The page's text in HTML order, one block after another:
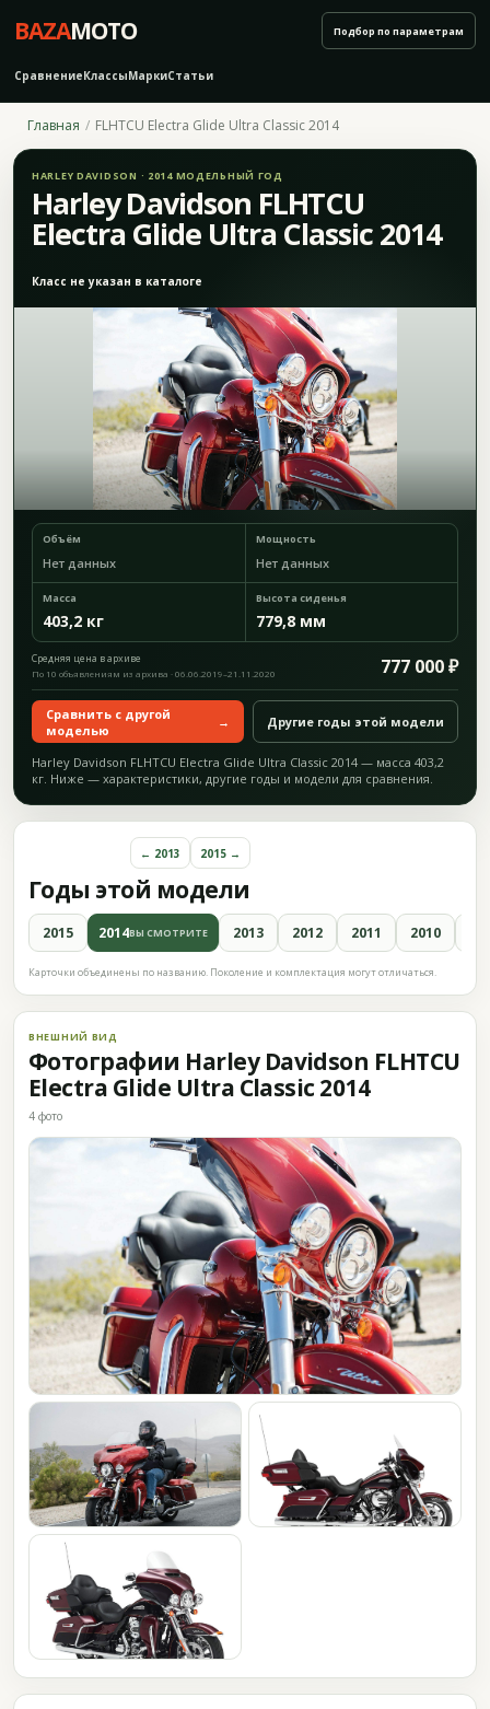
BAZAMOTO
СравнениеКлассыМаркиСтатьи
Подбор по параметрам
Главная FLHTCU Electra Glide Ultra Classic 2014
HARLEY DAVIDSON · 2014 МОДЕЛЬНЫЙ ГОД
Harley Davidson FLHTCU
Electra Glide Ultra Classic 2014
Класс не указан в каталоге
Объём
Нет данных
Мощность
Нет данных
Масса
403,2 кг
Высота сиденья
779,8 мм
Средняя цена в архиве 777 000 ₽
По 10 объявлениям из архива · 06.06.2019–21.11.2020
Сравнить с другой
моделью
→ Другие годы этой модели
Harley Davidson FLHTCU Electra Glide Ultra Classic 2014 — масса 403,2
кг. Ниже — характеристики, другие годы и модели для сравнения.
Годы этой модели
← 2013 2015 →
2015 2014ВЫ СМОТРИТЕ 2013 2012 2011 2010
Карточки объединены по названию. Поколение и комплектация могут отличаться.
ВНЕШНИЙ ВИД
Фотографии Harley Davidson FLHTCU
Electra Glide Ultra Classic 2014
4 фото